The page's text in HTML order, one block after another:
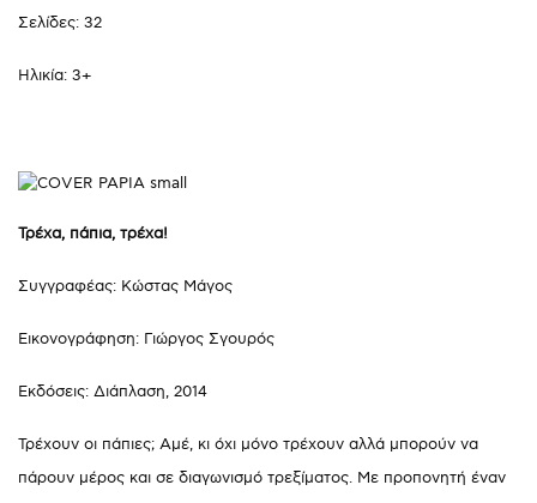
Σελίδες: 32
Ηλικία: 3+
Τρέχα, πάπια, τρέχα!
Συγγραφέας: Κώστας Μάγος
Εικονογράφηση: Γιώργος Σγουρός
Εκδόσεις: Διάπλαση, 2014
Τρέχουν οι πάπιες; Αμέ, κι όχι μόνο τρέχουν αλλά μπορούν να
πάρουν μέρος και σε διαγωνισμό τρεξίματος. Με προπονητή έναν